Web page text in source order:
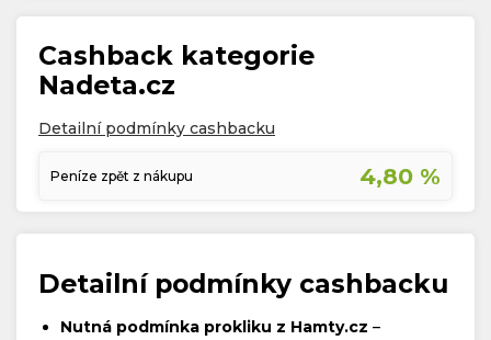
Cashback kategorie
Nadeta.cz
Detailní podmínky cashbacku
Peníze zpět z nákupu 4,80 %
Detailní podmínky cashbacku
Nutná podmínka prokliku z Hamty.cz –